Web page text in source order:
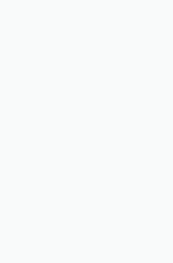
von der
Aufgabe
schöpferische
Implikationen über
der
hinaus.